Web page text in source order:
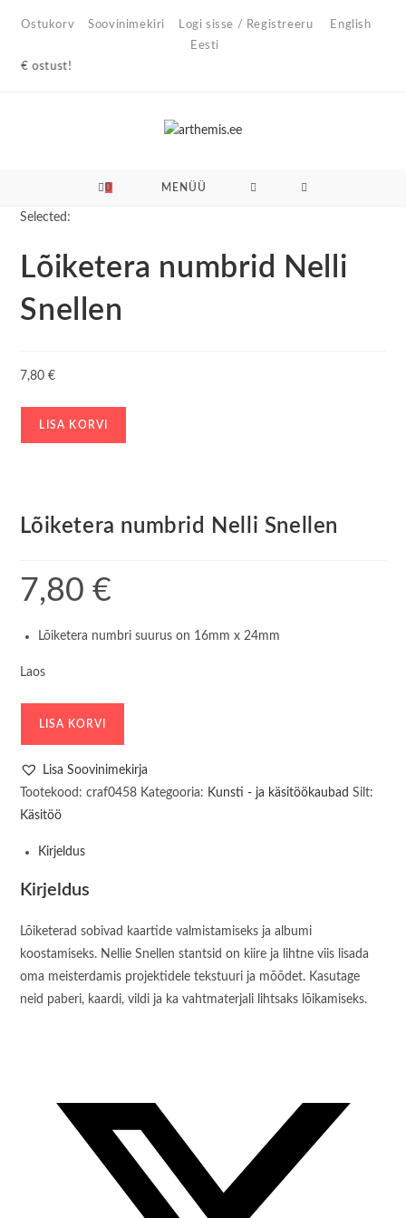
Ostukorv Soovinimekiri Logi sisse / Registreeru
English
Eesti
0 MENÜÜ
Selected:
Lõiketera numbrid Nelli
Snellen
7,80€
LISA KORVI
Lõiketera numbrid Nelli Snellen
7,80€
Lõiketera numbri suurus on 16mm x 24mm
Laos
LISA KORVI
Lisa Soovinimekirja
Tootekood:craf0458 Kategooria: Kunsti - ja käsitöökaubad Silt:
Käsitöö
Kirjeldus
Kirjeldus
Lõiketerad sobivad kaartide valmistamiseks ja albumi
koostamiseks. Nellie Snellen stantsid on kiire ja lihtne viis lisada
oma meisterdamis projektidele tekstuuri ja mõõdet. Kasutage
neid paberi, kaardi, vildi ja ka vahtmaterjali lihtsaks lõikamiseks.